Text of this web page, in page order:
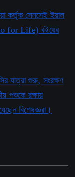
কর্তৃক সেনসেই ইয়াল
for Life) বইয়ের
যাত্রা শুরু, সংরক্ষণ
পশুকে রক্ষায়
বিশেষজ্ঞরা।